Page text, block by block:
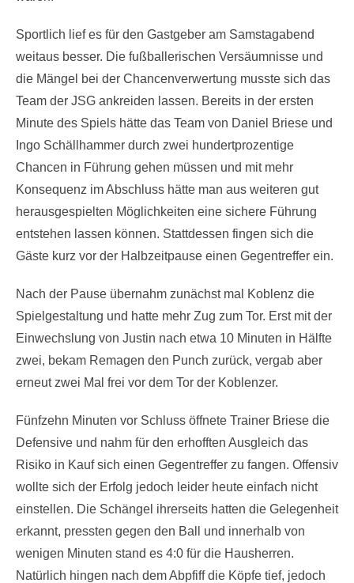
Sportlich lief es für den Gastgeber am Samstagabend
weitaus besser. Die fußballerischen Versäumnisse und
die Mängel bei der Chancenverwertung musste sich das
Team der JSG ankreiden lassen. Bereits in der ersten
Minute des Spiels hätte das Team von Daniel Briese und
Ingo Schällhammer durch zwei hundertprozentige
Chancen in Führung gehen müssen und mit mehr
Konsequenz im Abschluss hätte man aus weiteren gut
herausgespielten Möglichkeiten eine sichere Führung
entstehen lassen können. Stattdessen fingen sich die
Gäste kurz vor der Halbzeitpause einen Gegentreffer ein.
Nach der Pause übernahm zunächst mal Koblenz die
Spielgestaltung und hatte mehr Zug zum Tor. Erst mit der
Einwechslung von Justin nach etwa 10 Minuten in Hälfte
zwei, bekam Remagen den Punch zurück, vergab aber
erneut zwei Mal frei vor dem Tor der Koblenzer.
Fünfzehn Minuten vor Schluss öffnete Trainer Briese die
Defensive und nahm für den erhofften Ausgleich das
Risiko in Kauf sich einen Gegentreffer zu fangen. Offensiv
wollte sich der Erfolg jedoch leider heute einfach nicht
einstellen. Die Schängel ihrerseits hatten die Gelegenheit
erkannt, pressten gegen den Ball und innerhalb von
wenigen Minuten stand es 4:0 für die Hausherren.
Natürlich hingen nach dem Abpfiff die Köpfe tief, jedoch